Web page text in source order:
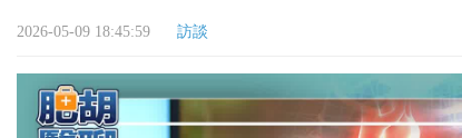
2026-05-09 18:45:59 訪談